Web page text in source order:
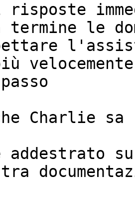
le
Charlie sa
addestrato